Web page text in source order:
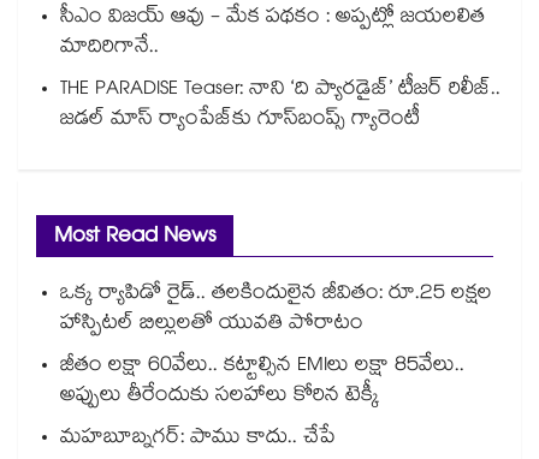
సీఎం విజయ్ ఆవు - మేక పథకం : అప్పట్లో జయలలిత
మాదిరిగానే..
THE PARADISE Teaser: నాని ‘ది ప్యారడైజ్‌‌’ టీజర్ రిలీజ్..
జడల్ మాస్ ర్యాంపేజ్‌కు గూస్‌బంప్స్ గ్యారెంటీ
Most Read News
ఒక్క ర్యాపిడో రైడ్.. తలకిందులైన జీవితం: రూ.25 లక్షల
హాస్పిటల్ బిల్లులతో యువతి పోరాటం
జీతం లక్షా 60వేలు.. కట్టాల్సిన EMIలు లక్షా 85వేలు..
అప్పులు తీరేందుకు సలహాలు కోరిన టెక్కీ
మహబూబ్నగర్: పాము కాదు.. చేపే